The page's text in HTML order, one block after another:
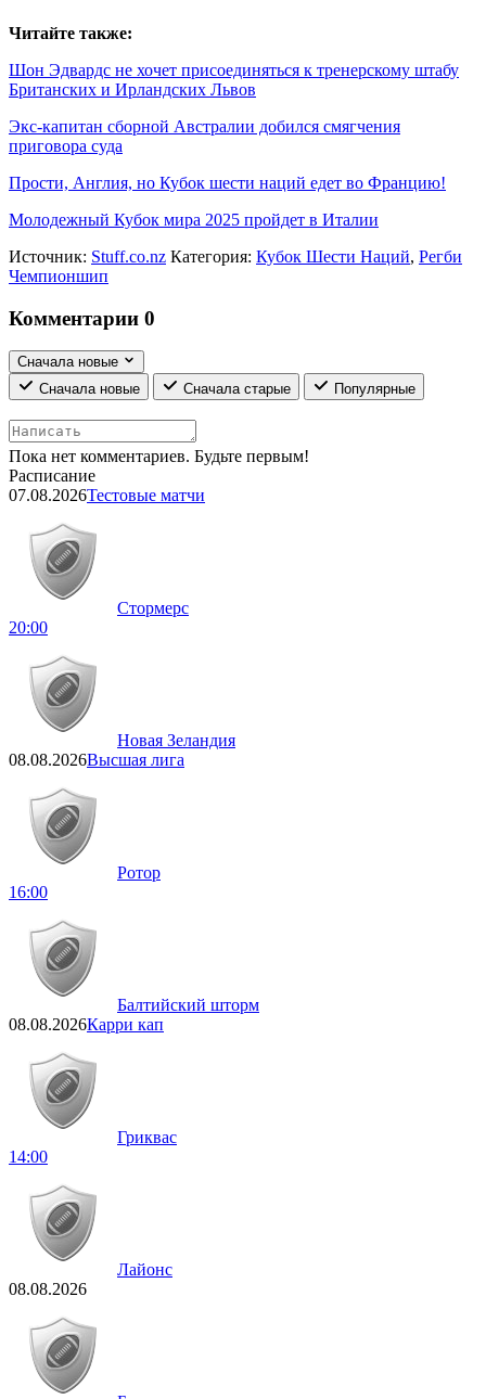
Читайте также:
Шон Эдвардс не хочет присоединяться к тренерскому штабу
Британских и Ирландских Львов
Экс-капитан сборной Австралии добился смягчения
приговора суда
Прости, Англия, но Кубок шести наций едет во Францию!
Молодежный Кубок мира 2025 пройдет в Италии
Источник: Stuff.co.nz Категория: Кубок Шести Наций, Регби
Чемпионшип
Комментарии 0
Сначала новые
Сначала новые
Сначала старые Популярные
Пока нет комментариев. Будьте первым!
Расписание
07.08.2026Тестовые матчи
Стормерс
20:00
Новая Зеландия
08.08.2026Высшая лига
Ротор
16:00
Балтийский шторм
08.08.2026Карри кап
Гриквас
14:00
Лайонс
08.08.2026